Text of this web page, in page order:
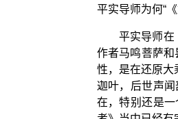
平实导师为何“
平实导师在
作者马鸣菩萨和
性，是在还原大
迦叶，后世声
在，特别还是